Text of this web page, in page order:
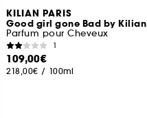
KILIAN PARIS
Good girl gone Bad by Kilian
Parfum pour Cheveux
1
109,00€
218,00€ / 100ml